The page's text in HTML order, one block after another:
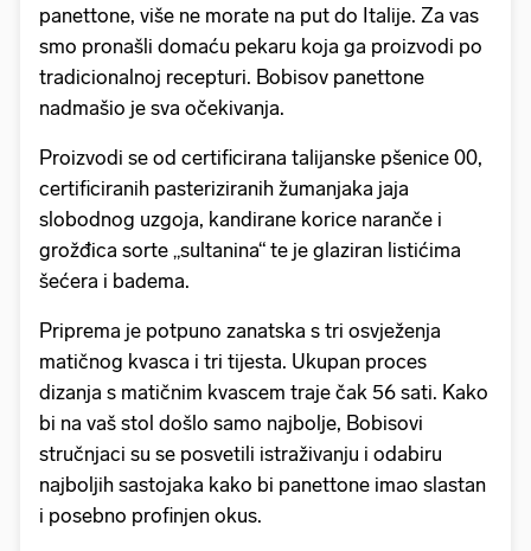
panettone, više ne morate na put do Italije. Za vas
smo pronašli domaću pekaru koja ga proizvodi po
tradicionalnoj recepturi. Bobisov panettone
nadmašio je sva očekivanja.
Proizvodi se od certificirana talijanske pšenice 00,
certificiranih pasteriziranih žumanjaka jaja
slobodnog uzgoja, kandirane korice naranče i
grožđica sorte „sultanina“ te je glaziran listićima
šećera i badema.
Priprema je potpuno zanatska s tri osvježenja
matičnog kvasca i tri tijesta. Ukupan proces
dizanja s matičnim kvascem traje čak 56 sati. Kako
bi na vaš stol došlo samo najbolje, Bobisovi
stručnjaci su se posvetili istraživanju i odabiru
najboljih sastojaka kako bi panettone imao slastan
i posebno profinjen okus.